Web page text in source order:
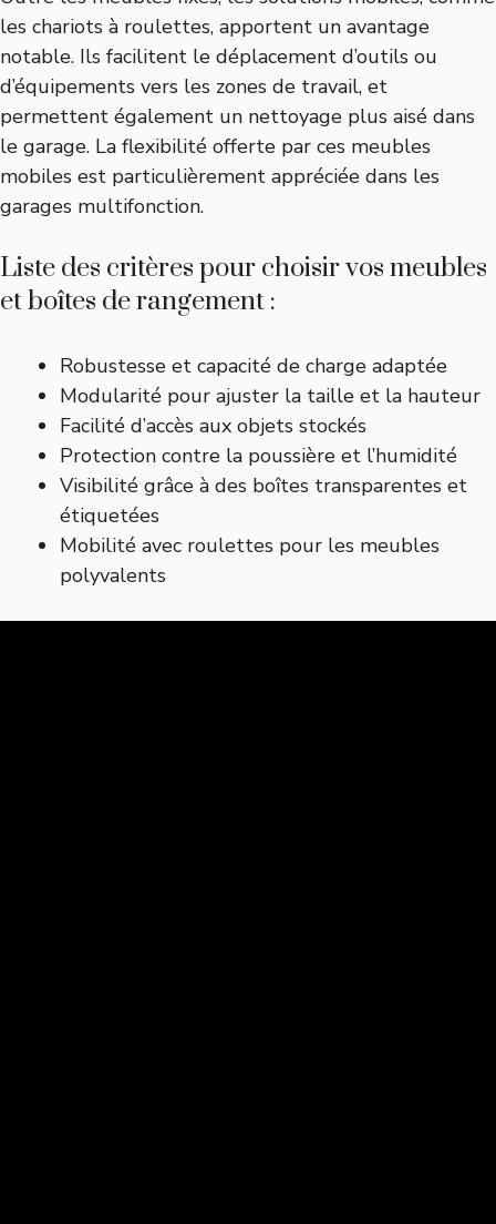
les chariots à roulettes, apportent un avantage
notable. Ils facilitent le déplacement d’outils ou
d’équipements vers les zones de travail, et
permettent également un nettoyage plus aisé dans
le garage. La flexibilité offerte par ces meubles
mobiles est particulièrement appréciée dans les
garages multifonction.
Liste des critères pour choisir vos meubles
et boîtes de rangement :
Robustesse et capacité de charge adaptée
Modularité pour ajuster la taille et la hauteur
Facilité d’accès aux objets stockés
Protection contre la poussière et l’humidité
Visibilité grâce à des boîtes transparentes et
étiquetées
Mobilité avec roulettes pour les meubles
polyvalents